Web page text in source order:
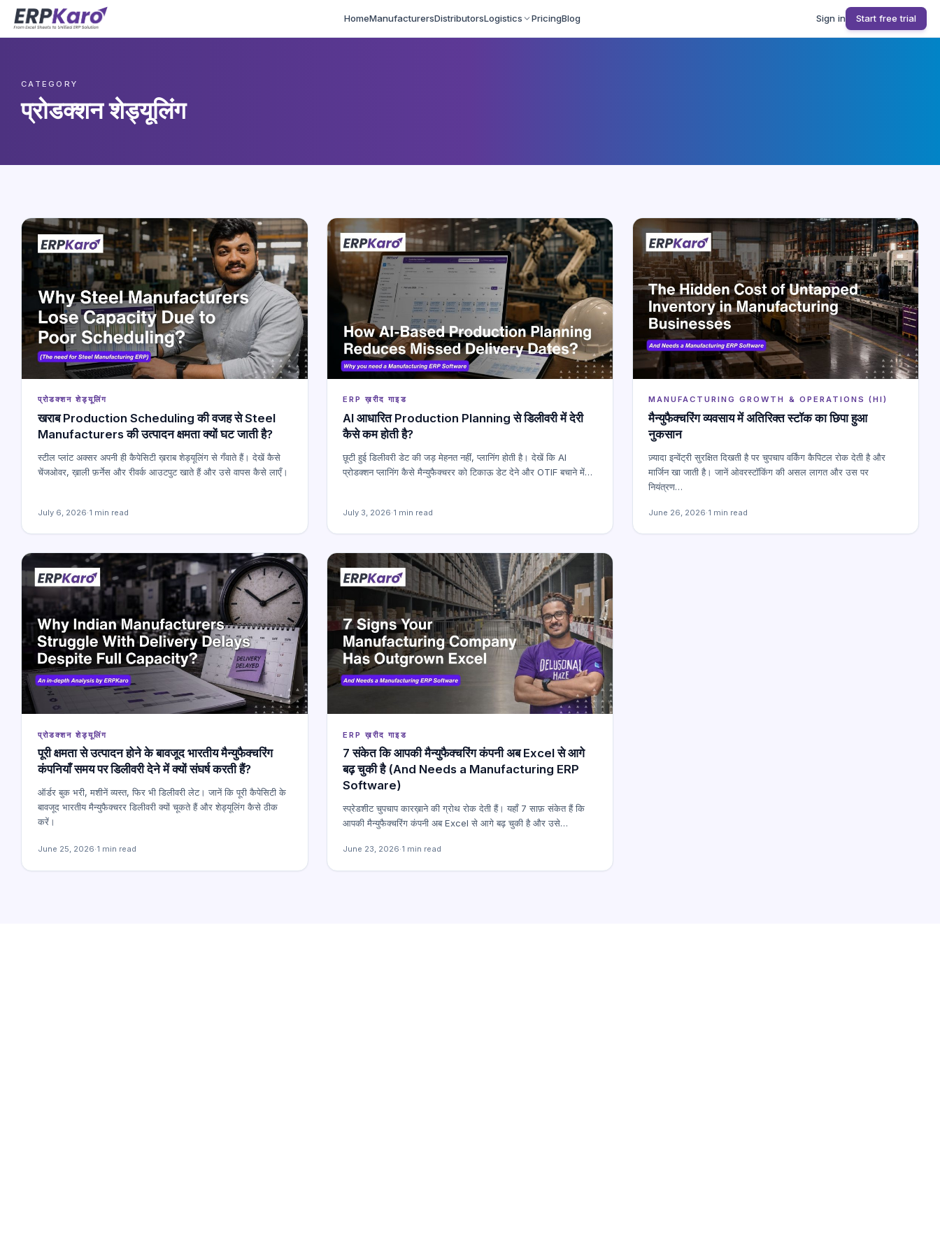
HomeManufacturersDistributorsLogistics PricingBlog Sign in Start free trial
CATEGORY
प्रोडक्शन शेड्यूलिंग
प्रोडक्शन शेड्यूलिंग
खराब Production Scheduling की वजह से Steel
Manufacturers की उत्पादन क्षमता क्यों घट जाती है?
स्टील प्लांट अक्सर अपनी ही कैपेसिटी ख़राब शेड्यूलिंग से गँवाते हैं। देखें कैसे
चेंजओवर, ख़ाली फ़र्नेस और रीवर्क आउटपुट खाते हैं और उसे वापस कैसे लाएँ।
July 6, 2026·1 min read
ERP ख़रीद गाइड
AI आधारित Production Planning से डिलीवरी में देरी
कैसे कम होती है?
छूटी हुई डिलीवरी डेट की जड़ मेहनत नहीं, प्लानिंग होती है। देखें कि AI
प्रोडक्शन प्लानिंग कैसे मैन्युफैक्चरर को टिकाऊ डेट देने और OTIF बचाने में…
July 3, 2026·1 min read
MANUFACTURING GROWTH & OPERATIONS (HI)
मैन्युफैक्चरिंग व्यवसाय में अतिरिक्त स्टॉक का छिपा हुआ
नुकसान
ज़्यादा इन्वेंट्री सुरक्षित दिखती है पर चुपचाप वर्किंग कैपिटल रोक देती है और
मार्जिन खा जाती है। जानें ओवरस्टॉकिंग की असल लागत और उस पर
नियंत्रण…
June 26, 2026·1 min read
प्रोडक्शन शेड्यूलिंग
पूरी क्षमता से उत्पादन होने के बावजूद भारतीय मैन्युफैक्चरिंग
कंपनियाँ समय पर डिलीवरी देने में क्यों संघर्ष करती हैं?
ऑर्डर बुक भरी, मशीनें व्यस्त, फिर भी डिलीवरी लेट। जानें कि पूरी कैपेसिटी के
बावजूद भारतीय मैन्युफैक्चरर डिलीवरी क्यों चूकते हैं और शेड्यूलिंग कैसे ठीक
करें।
June 25, 2026·1 min read
ERP ख़रीद गाइड
7 संकेत कि आपकी मैन्युफैक्चरिंग कंपनी अब Excel से आगे
बढ़ चुकी है (And Needs a Manufacturing ERP
Software)
स्प्रेडशीट चुपचाप कारख़ाने की ग्रोथ रोक देती हैं। यहाँ 7 साफ़ संकेत हैं कि
आपकी मैन्युफैक्चरिंग कंपनी अब Excel से आगे बढ़ चुकी है और उसे…
June 23, 2026·1 min read